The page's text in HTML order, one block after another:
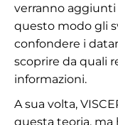
verranno aggiunti
questo modo gli
confondere i
scoprire da quali
informazioni.
A sua volta,
questa teoria, ma